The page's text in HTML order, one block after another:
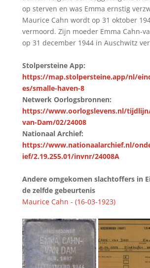
op sterven en was Emma ernstig
Maurice Cahn wordt op 31 oktober
vermoord. Zijn moeder Emma Cahn-
op 31 december 1944 in Auschwitz
Stolpersteine App:
https://map.stolpersteine.app/nl/
es/smalle-haven-8
Netwerk Oorlogsbronnen:
https://www.oorlogslevens.nl/
van-Dam/02/24008
Nationaal Archief:
https://www.nationaalarchief.nl/
ief/2.19.255.01/invnr/24008A
Andere omgekomen slachtoffers in
de zelfde gebeurtenis
Maurice Cahn - (16-03-1923)